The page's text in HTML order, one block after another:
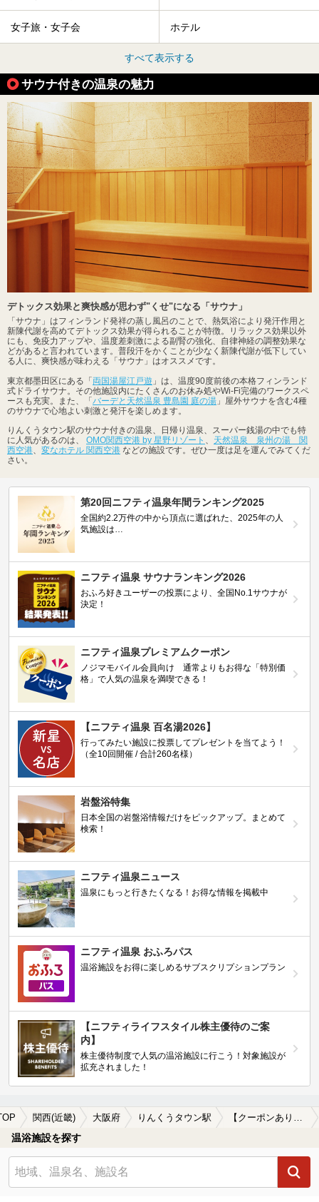
女子旅・女子会 ホテル
すべて表示する
サウナ付きの温泉の魅力
デトックス効果と爽快感が思わず"くせ"になる「サウナ」
「サウナ」はフィンランド発祥の蒸し風呂のことで、熱気浴により発汗作用と
新陳代謝を高めてデトックス効果が得られることが特徴。リラックス効果以外
にも、免疫力アップや、温度差刺激による副腎の強化、自律神経の調整効果な
どがあると言われています。普段汗をかくことが少なく新陳代謝が低下してい
る人に、爽快感が味わえる「サウナ」はオススメです。
東京都墨田区にある「 両国湯屋江戸遊 」は、温度90度前後の本格フィンランド
式ドライサウナ。その他施設内にたくさんのお休み処やWi-Fi完備のワークスペ
ースも充実。また、「 バーデと天然温泉 豊島園 庭の湯 」屋外サウナを含む4種
のサウナで心地よい刺激と発汗を楽しめます。
りんくうタウン駅のサウナ付きの温泉、日帰り温泉、スーパー銭湯の中でも特
に人気があるのは、 OMO関西空港 by 星野リゾート 、 天然温泉 泉州の湯 関
西空港、 変なホテル 関西空港 などの施設です。ぜひ一度は足を運んでみてくだ
さい。
第20回ニフティ温泉年間ランキング2025
全国約2.2万件の中から頂点に選ばれた、2025年の人
気施設は…
ニフティ温泉 サウナランキング2026
おふろ好きユーザーの投票により、全国No.1サウナが
決定！
ニフティ温泉プレミアムクーポン
ノジマモバイル会員向け 通常よりもお得な「特別価
格」で人気の温泉を満喫できる！
【ニフティ温泉 百名湯2026】
行ってみたい施設に投票してプレゼントを当てよう！
（全10回開催 / 合計260名様）
岩盤浴特集
日本全国の岩盤浴情報だけをピックアップ。まとめて
検索！
ニフティ温泉ニュース
温泉にもっと行きたくなる！お得な情報を掲載中
ニフティ温泉 おふろパス
温浴施設をお得に楽しめるサブスクリプションプラン
【ニフティライフスタイル株主優待のご案
内】
株主優待制度で人気の温浴施設に行こう！対象施設が
拡充されました！
関西(近畿) 大阪府 りんくうタウン駅
温浴施設を探す